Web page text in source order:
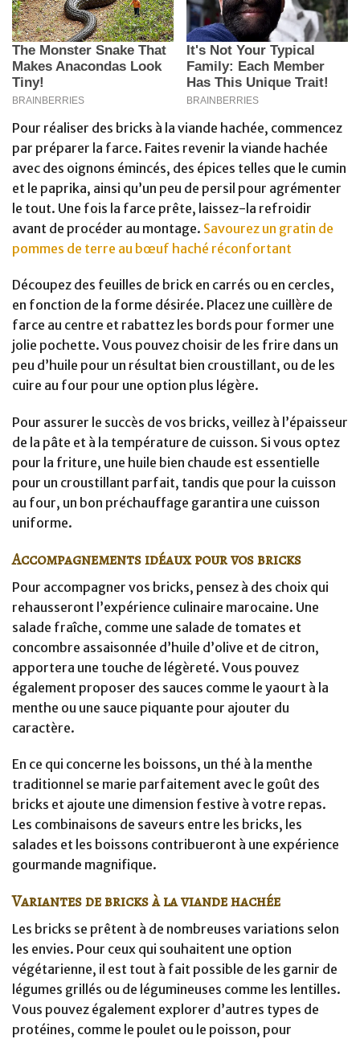
Pour réaliser des bricks à la viande hachée, commencez
par préparer la farce. Faites revenir la viande hachée
avec des oignons émincés, des épices telles que le cumin
et le paprika, ainsi qu’un peu de persil pour agrémenter
le tout. Une fois la farce prête, laissez-la refroidir
avant de procéder au montage. Savourez un gratin de
pommes de terre au bœuf haché réconfortant
Découpez des feuilles de brick en carrés ou en cercles,
en fonction de la forme désirée. Placez une cuillère de
farce au centre et rabattez les bords pour former une
jolie pochette. Vous pouvez choisir de les frire dans un
peu d’huile pour un résultat bien croustillant, ou de les
cuire au four pour une option plus légère.
Pour assurer le succès de vos bricks, veillez à l’épaisseur
de la pâte et à la température de cuisson. Si vous optez
pour la friture, une huile bien chaude est essentielle
pour un croustillant parfait, tandis que pour la cuisson
au four, un bon préchauffage garantira une cuisson
uniforme.
Accompagnements idéaux pour vos bricks
Pour accompagner vos bricks, pensez à des choix qui
rehausseront l’expérience culinaire marocaine. Une
salade fraîche, comme une salade de tomates et
concombre assaisonnée d’huile d’olive et de citron,
apportera une touche de légèreté. Vous pouvez
également proposer des sauces comme le yaourt à la
menthe ou une sauce piquante pour ajouter du
caractère.
En ce qui concerne les boissons, un thé à la menthe
traditionnel se marie parfaitement avec le goût des
bricks et ajoute une dimension festive à votre repas.
Les combinaisons de saveurs entre les bricks, les
salades et les boissons contribueront à une expérience
gourmande magnifique.
Variantes de bricks à la viande hachée
Les bricks se prêtent à de nombreuses variations selon
les envies. Pour ceux qui souhaitent une option
végétarienne, il est tout à fait possible de les garnir de
légumes grillés ou de légumineuses comme les lentilles.
Vous pouvez également explorer d’autres types de
protéines, comme le poulet ou le poisson, pour